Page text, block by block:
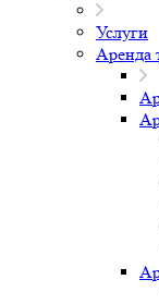
Услуги
Аренда